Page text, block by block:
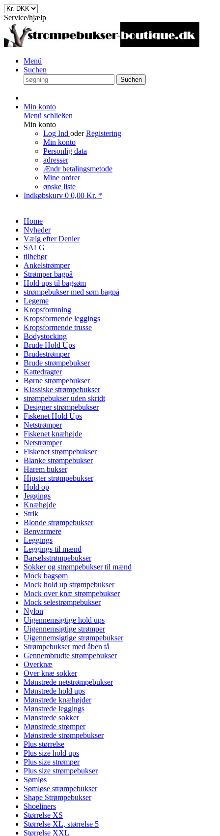
Service/hjælp
Menü
Suchen
Suchen
Min konto
Menü schließen
Min konto
Log Ind oderRegistering
Min konto
Personlig data
adresser
Ændr betalingsmetode
Mine ordrer
ønske liste
Indkøbskurv 0 0,00 Kr. *
Home
Nyheder
Vælg efter Denier
SALG
tilbehør
Ankelstrømper
Strømper bagpå
Hold ups til bagsøm
strømpebukser med søm bagpå
Legeme
Kropsformning
Kropsformende leggings
Kropsformende trusse
Bodystocking
Brude Hold Ups
Brudestrømper
Brude strømpebukser
Kattedragter
Børne strømpebukser
Klassiske strømpebukser
strømpebukser uden skridt
Designer strømpebukser
Fiskenet Hold Ups
Netstrømper
Fiskenet knæhøjde
Netstrømper
Fiskenet strømpebukser
Blanke strømpebukser
Harem bukser
Hipster strømpebukser
Hold op
Jeggings
Knæhøjde
Strik
Blonde strømpebukser
Benvarmere
Leggings
Leggings til mænd
Barselsstrømpebukser
Sokker og strømpebukser til mænd
Mock bagsøm
Mock hold up strømpebukser
Mock over knæ strømpebukser
Mock selestrømpebukser
Nylon
Uigennemsigtige hold ups
Uigennemsigtige strømper
Uigennemsigtige strømpebukser
Strømpebukser med åben tå
Gennembrudte strømpebukser
Overknæ
Over knæ sokker
Mønstrede netstrømpebukser
Mønstrede hold ups
Mønstrede knæhøjder
Mønstrede leggings
Mønstrede sokker
Mønstrede strømper
Mønstrede strømpebukser
Plus størrelse
Plus size hold ups
Plus size strømper
Plus size strømpebukser
Sømløs
Sømløse strømpebukser
Shape Strømpebukser
Shoeliners
Størrelse XS
Størrelse XL, størrelse 5
Størrelse XXL